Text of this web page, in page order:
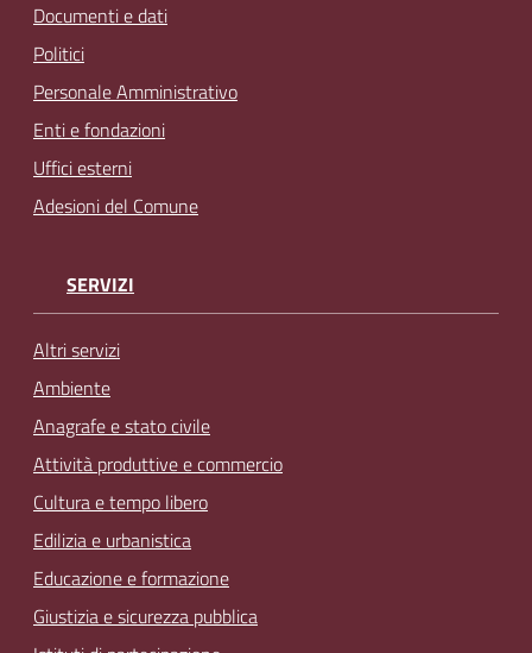
Documenti e dati
Politici
Personale Amministrativo
Enti e fondazioni
Uffici esterni
Adesioni del Comune
SERVIZI
Altri servizi
Ambiente
Anagrafe e stato civile
Attività produttive e commercio
Cultura e tempo libero
Edilizia e urbanistica
Educazione e formazione
Giustizia e sicurezza pubblica